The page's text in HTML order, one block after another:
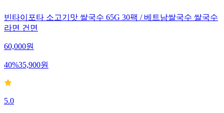
빈타이포타 소고기맛 쌀국수 65G 30팩 / 베트남쌀국수 쌀국수
라면 건면
60,000원
40%35,900원
5.0